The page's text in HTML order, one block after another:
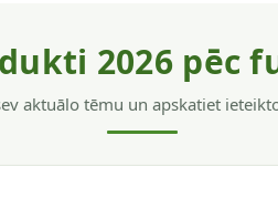
2026 pēc
aktuālo tēmu un apskatiet